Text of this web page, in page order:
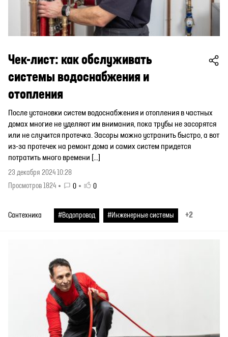
Чек-лист: как обслуживать
системы водоснабжения и
отопления
После установки систем водоснабжения и отопления в частных
домах многие не уделяют им внимания, пока трубы не засорятся
или не случится протечка. Засоры можно устранить быстро, а вот
из-за протечек на ремонт дома и самих систем придется
потратить много времени […]
23 декабря 2024 10:28
Просмотров 1824
0 0
Сантехника #Водопровод #Инженерные системы +2